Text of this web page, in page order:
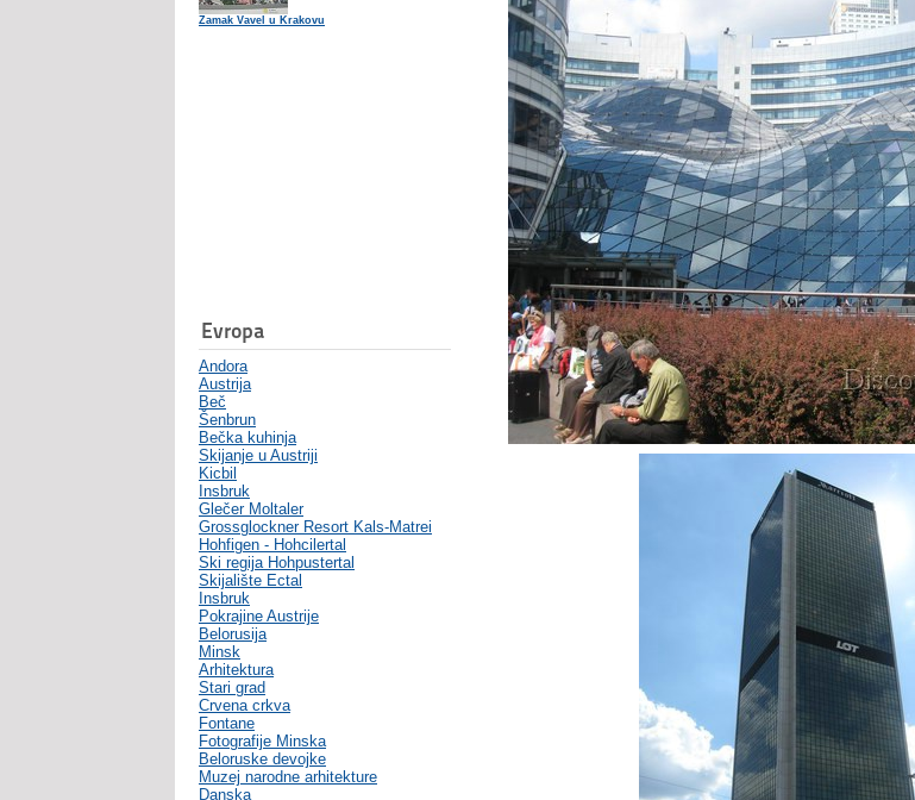
Zamak Vavel u Krakovu
Evropa
Andora
Austrija
Beč
Šenbrun
Bečka kuhinja
Skijanje u Austriji
Kicbil
Insbruk
Glečer Moltaler
Grossglockner Resort Kals-Matrei
Hohfigen - Hohcilertal
Ski regija Hohpustertal
Skijalište Ectal
Insbruk
Pokrajine Austrije
Belorusija
Minsk
Arhitektura
Stari grad
Crvena crkva
Fontane
Fotografije Minska
Beloruske devojke
Muzej narodne arhitekture
Danska